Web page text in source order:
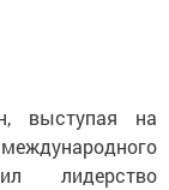
выступая на
лидерство